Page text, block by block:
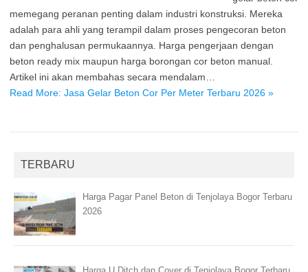
memegang peranan penting dalam industri konstruksi. Mereka
adalah para ahli yang terampil dalam proses pengecoran beton
dan penghalusan permukaannya. Harga pengerjaan dengan
beton ready mix maupun harga borongan cor beton manual.
Artikel ini akan membahas secara mendalam…
Read More: Jasa Gelar Beton Cor Per Meter Terbaru 2026 »
TERBARU
Harga Pagar Panel Beton di Tenjolaya Bogor Terbaru
2026